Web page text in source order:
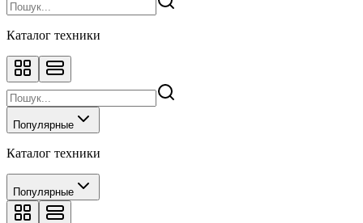
Каталог техники
Популярные
Каталог техники
Популярные